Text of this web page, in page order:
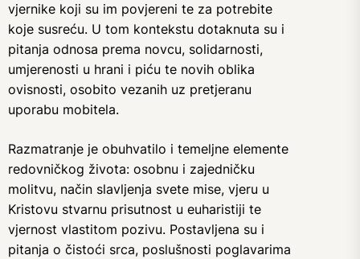
vjernike koji su im povjereni te za potrebite
koje susreću. U tom kontekstu dotaknuta su i
pitanja odnosa prema novcu, solidarnosti,
umjerenosti u hrani i piću te novih oblika
ovisnosti, osobito vezanih uz pretjeranu
uporabu mobitela.
Razmatranje je obuhvatilo i temeljne elemente
redovničkog života: osobnu i zajedničku
molitvu, način slavljenja svete mise, vjeru u
Kristovu stvarnu prisutnost u euharistiji te
vjernost vlastitom pozivu. Postavljena su i
pitanja o čistoći srca, poslušnosti poglavarima